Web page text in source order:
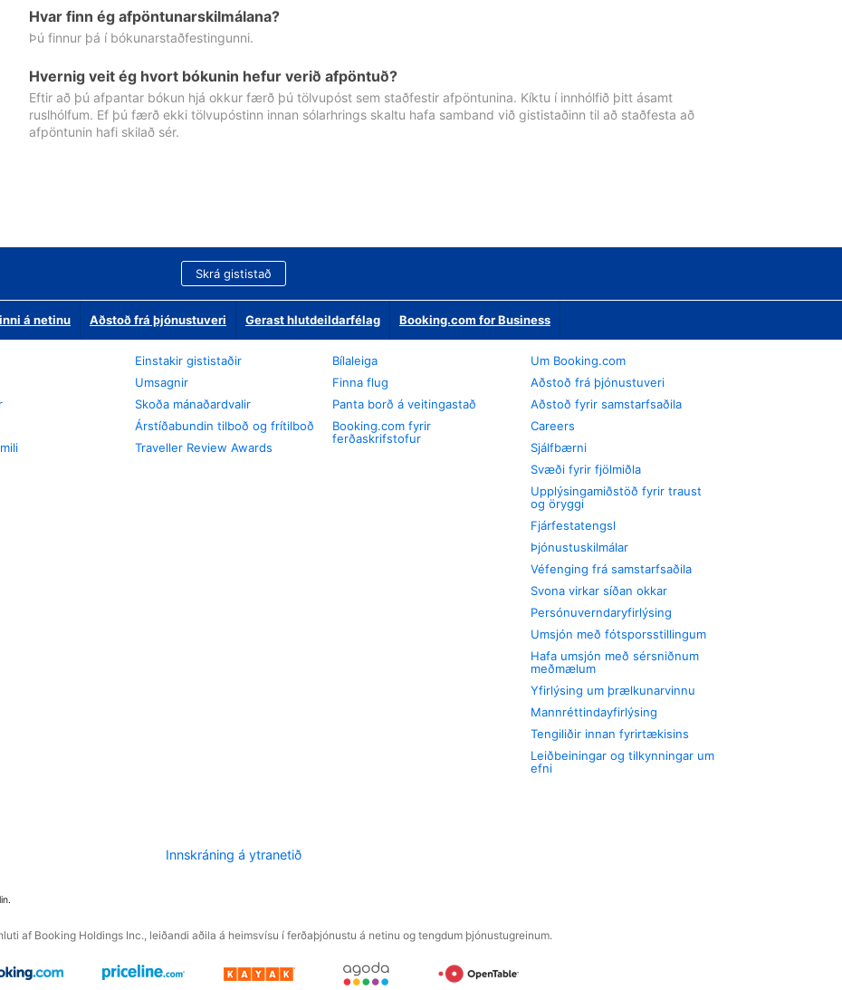
Hvar finn ég afpöntunarskilmálana?
Þú finnur þá í bókunarstaðfestingunni.
Hvernig veit ég hvort bókunin hefur verið afpöntuð?
Eftir að þú afpantar bókun hjá okkur færð þú tölvupóst sem staðfestir afpöntunina. Kíktu í innhólfið þitt ásamt
ruslhólfum. Ef þú færð ekki tölvupóstinn innan sólarhrings skaltu hafa samband við gististaðinn til að staðfesta að
afpöntunin hafi skilað sér.
Skrá gististað
á netinu Aðstoð frá þjónustuveri Gerast hlutdeildarfélag Booking.com for Business
Einstakir gististaðir
Umsagnir
Skoða mánaðardvalir
Árstíðabundin tilboð og frítilboð
Traveller Review Awards
Bílaleiga
Finna flug
Panta borð á veitingastað
Booking.com fyrir
ferðaskrifstofur
Um Booking.com
Aðstoð frá þjónustuveri
Aðstoð fyrir samstarfsaðila
Careers
Sjálfbærni
Svæði fyrir fjölmiðla
Upplýsingamiðstöð fyrir traust
og öryggi
Fjárfestatengsl
Þjónustuskilmálar
Véfenging frá samstarfsaðila
Svona virkar síðan okkar
Persónuverndaryfirlýsing
Umsjón með fótsporsstillingum
Hafa umsjón með sérsniðnum
meðmælum
Yfirlýsing um þrælkunarvinnu
Mannréttindayfirlýsing
Tengiliðir innan fyrirtækisins
Leiðbeiningar og tilkynningar um
efni
Innskráning á ytranetið
af Booking Holdings Inc., leiðandi aðila á heimsvísu í ferðaþjónustu á netinu og tengdum þjónustugreinum.